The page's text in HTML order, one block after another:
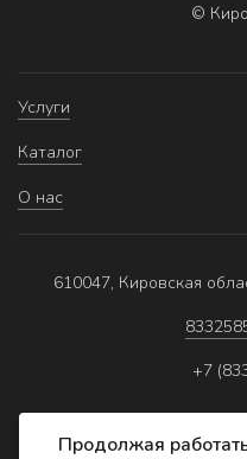
©
Услуги
Каталог
О нас
610047, Кировская
+7
Продолжая